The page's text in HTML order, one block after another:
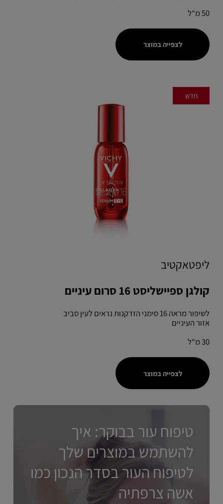
50 מ"ל
לצפייה במוצר
חדש
ליפטאקטיב
קולגן ספיישליסט 16 סרום עיניים
לשיפור מראה 16 סימני הזדקנות נראים לעין סביב
אזור העיניים
30 מ"ל
לצפייה במוצר
טיפוח עור בבוקר: איך
להשתמש במוצרים שלך
לטיפוח העור בסדר הנכון כמו
אשה צרפתיה